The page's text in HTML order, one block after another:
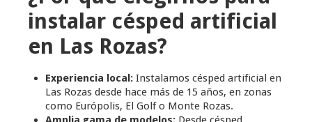
instalar césped artificial
en Las Rozas?
Experiencia local: Instalamos césped artificial en
Las Rozas desde hace más de 15 años, en zonas
como Európolis, El Golf o Monte Rozas.